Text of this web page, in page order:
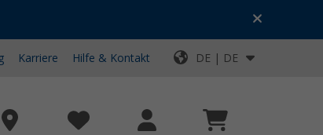
Top-Deals für dein Abenteuer!
Karriere Hilfe & Kontakt DE | DE